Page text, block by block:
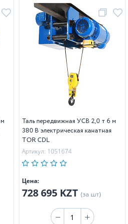
Таль передвижная УСВ 2,0 т 6 м
380 В электрическая канатная
TOR CDL
Артикул: 1051674
Цена:
728 695 KZT (за шт)